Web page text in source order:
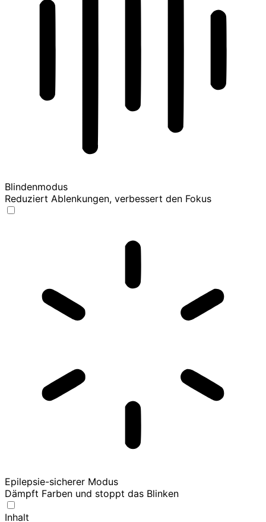
Blindenmodus
Reduziert Ablenkungen, verbessert den Fokus
Epilepsie-sicherer Modus
Dämpft Farben und stoppt das Blinken
Inhalt